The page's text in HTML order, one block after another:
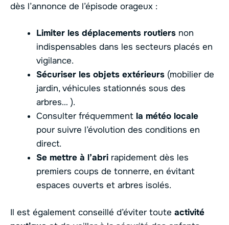
dès l’annonce de l’épisode orageux :
Limiter les déplacements routiers non
indispensables dans les secteurs placés en
vigilance.
Sécuriser les objets extérieurs (mobilier de
jardin, véhicules stationnés sous des
arbres… ).
Consulter fréquemment la météo locale
pour suivre l’évolution des conditions en
direct.
Se mettre à l’abri rapidement dès les
premiers coups de tonnerre, en évitant
espaces ouverts et arbres isolés.
Il est également conseillé d’éviter toute activité